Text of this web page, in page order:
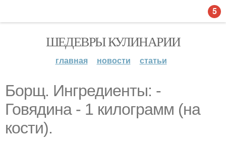
ШЕДЕВРЫ КУЛИНАРИИ
главная новости статьи
Борщ. Ингредиенты: -
Говядина - 1 килограмм (на
кости).
5